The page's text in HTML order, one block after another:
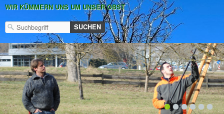
WIR KÜMMERN UNS UM UNSER OBST
1 2 3 4 5 6